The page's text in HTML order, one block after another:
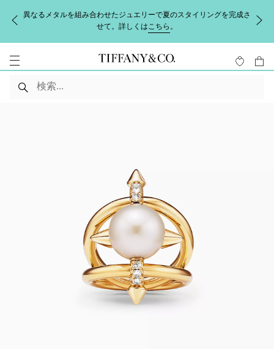
異なるメタルを組み合わせたジュエリーで夏のスタイリングを完成さ
せて。詳しくはこちら 。